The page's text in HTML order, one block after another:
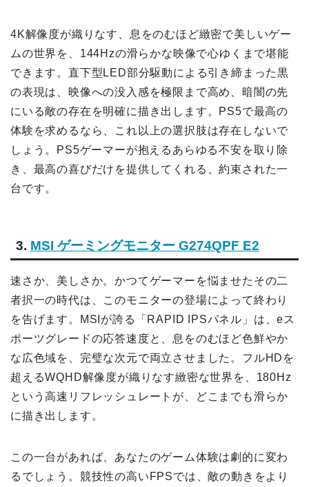
4K解像度が織りなす、息をのむほど緻密で美しいゲー
ムの世界を、144Hzの滑らかな映像で心ゆくまで堪能
できます。直下型LED部分駆動による引き締まった黒
の表現は、映像への没入感を極限まで高め、暗闇の先
にいる敵の存在を明確に描き出します。PS5で最高の
体験を求めるなら、これ以上の選択肢は存在しないで
しょう。PS5ゲーマーが抱えるあらゆる不安を取り除
き、最高の喜びだけを提供してくれる、約束された一
台です。
3. MSI ゲーミングモニター G274QPF E2
速さか、美しさか。かつてゲーマーを悩ませたその二
者択一の時代は、このモニターの登場によって終わり
を告げます。MSIが誇る「RAPID IPSパネル」は、eス
ポーツグレードの応答速度と、息をのむほど色鮮やか
な広色域を、完璧な次元で両立させました。フルHDを
超えるWQHD解像度が織りなす緻密な世界を、180Hz
という高速リフレッシュレートが、どこまでも滑らか
に描き出します。
この一台があれば、あなたのゲーム体験は劇的に変わ
るでしょう。競技性の高いFPSでは、敵の動きをより